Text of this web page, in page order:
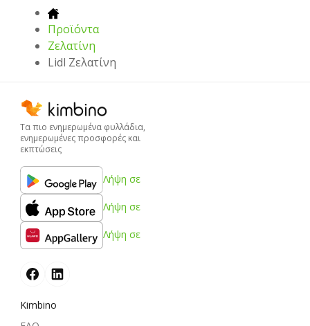
Προϊόντα
Ζελατίνη
Lidl Ζελατίνη
Τα πιο ενημερωμένα φυλλάδια,
ενημερωμένες προσφορές και
εκπτώσεις
Λήψη σε
Λήψη σε
Λήψη σε
Kimbino